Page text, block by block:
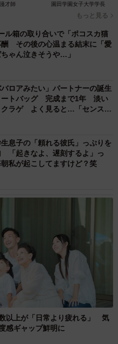
/ Tokyo Juho, Inc.
費者が”だまされている“状態
が実は大変（弊社も困ってお
等に連絡して取り合ってもら
す…」と引用リプライを投
正規品」と悪質な「模造品」
？
犯用品等の輸入・卸・小売り
ジュウホウさんに聞いた。
漫才師 園田学園女子大学学長
もっと見る
ル箱の取り合いで「ポコスカ猫
酬 その後の心温まる結末に「愛
ゃん泣きそうや…」
バロアみたい」パートナーの誕生
ートバッグ 完成まで1年 淡い
クラゲ よく見ると…「センスす
生息子の「頼れる彼氏」っぷりを
「起きなよ、遅刻するよ」っ
私が起こしてますけど？笑
以上が「日常より疲れる」 気
感ギャップ鮮明に